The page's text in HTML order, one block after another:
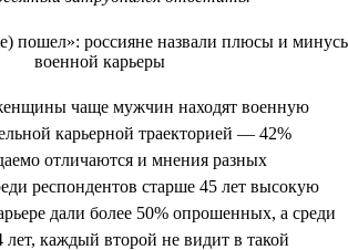
чаще мужчин находят военную
карьерной траекторией — 42%
отличаются и мнения разных
респондентов старше 45 лет высокую
дали более 50% опрошенных, а среди
лет, каждый второй не видит в такой